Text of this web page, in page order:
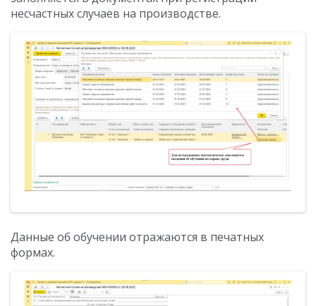
несчастных случаев на производстве.
Данные об обучении отражаются в печатных
формах.